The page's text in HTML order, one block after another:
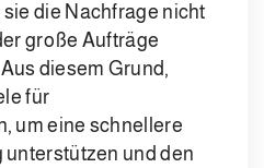
die Nachfrage nicht
große Aufträge
diesem Grund,
für
um eine schnellere
und den